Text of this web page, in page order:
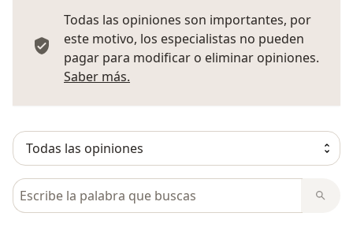
Todas las opiniones son importantes, por
este motivo, los especialistas no pueden
pagar para modificar o eliminar opiniones.
Saber más.
Busca en opiniones